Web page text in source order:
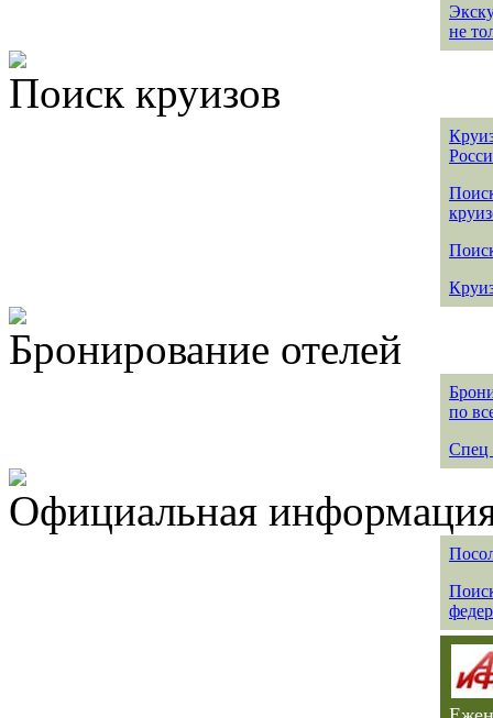
не
Поиск круизов
Бронирование отелей
по
Спец
Официальная